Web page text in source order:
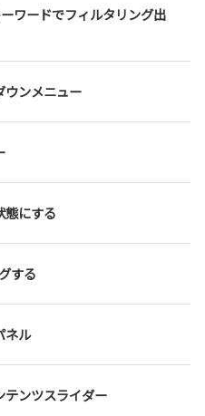
ワードでフィルタリング出
ウンメニュー
態にする
する
ネル
テンツスライダー